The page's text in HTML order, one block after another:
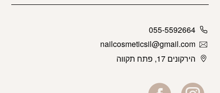
055-5592664
nailcosmeticsil@gmail.com
הירקונים 17, פתח תקווה